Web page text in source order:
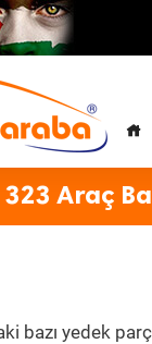
Araç
bazı yedek